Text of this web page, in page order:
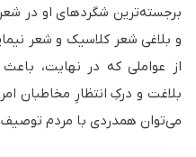
برجسته‌ترین شگردهای او در
و بلاغی شعر کلاسیک و شعر
از عواملی که در نهایت،
بلاغت و درکِ انتظارِ مخاطبان
می‌توان همدردی با مردم توصیف